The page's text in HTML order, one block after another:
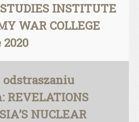
INSTITUTE
WAR COLLEGE
2020
NUCLEAR